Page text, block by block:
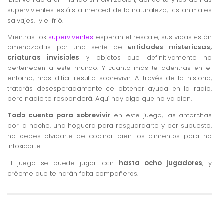
supervivientes estáis a merced de la naturaleza, los animales
salvajes, y el frió.
Mientras los superviventes esperan el rescate, sus vidas están
amenazadas por una serie deentidades misteriosas,
criaturas invisibles y objetos que definitivamente no
pertenecen a este mundo. Y cuanto más te adentras en el
entorno, más difícil resulta sobrevivir. A través de la historia,
tratarás desesperadamente de obtener ayuda en la radio,
pero nadie te responderá. Aquí hay algo que no va bien.
Todo cuenta para sobrevivir en este juego, las antorchas
por la noche, una hoguera para resguardarte y por supuesto,
no debes olvidarte de cocinar bien los alimentos para no
intoxicarte.
El juego se puede jugar con hasta ocho jugadores, y
créeme que te harán falta compañeros.